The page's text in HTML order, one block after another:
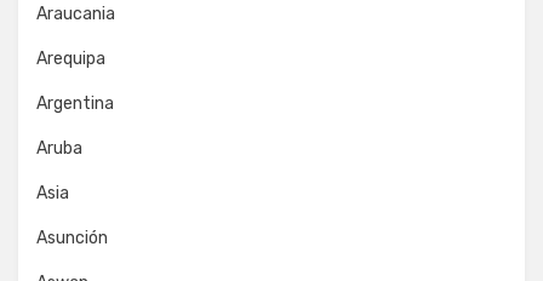
Araucania
Arequipa
Argentina
Aruba
Asia
Asunción